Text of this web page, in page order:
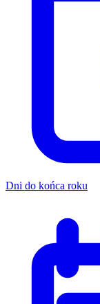
Dni do końca roku